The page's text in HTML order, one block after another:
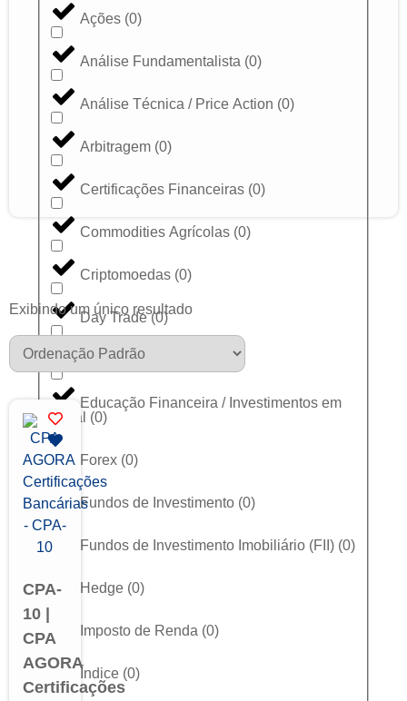
Ações (0)
Análise Fundamentalista (0)
Análise Técnica / Price Action (0)
Arbitragem (0)
Certificações Financeiras (0)
Commodities Agrícolas (0)
Criptomoedas (0)
Day Trade(0)
Dólar(0)
Educação Financeira / Investimentos em
Geral (0)
Forex (0)
Fundos de Investimento (0)
Fundos de Investimento Imobiliário (FII) (0)
Hedge (0)
Imposto de Renda (0)
Índice (0)
Exibindo um único resultado
CPA-
10 |
CPA
AGORA
Certificações